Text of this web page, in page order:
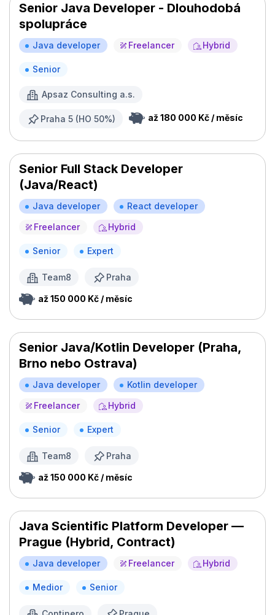
Senior Java Developer - Dlouhodobá
spolupráce
Java developer Freelancer Hybrid
Senior
Apsaz Consulting a.s.
Praha 5 (HO 50%) až 180 000 Kč / měsíc
Senior Full Stack Developer
(Java/React)
Java developer
React developer
Freelancer
Hybrid
Senior Expert
Team8 Praha
až 150 000 Kč / měsíc
Senior Java/Kotlin Developer (Praha,
Brno nebo Ostrava)
Java developer
Kotlin developer
Freelancer
Hybrid
Senior Expert
Team8 Praha
až 150 000 Kč / měsíc
Java Scientific Platform Developer —
Prague (Hybrid, Contract)
Java developer Freelancer Hybrid
Medior Senior